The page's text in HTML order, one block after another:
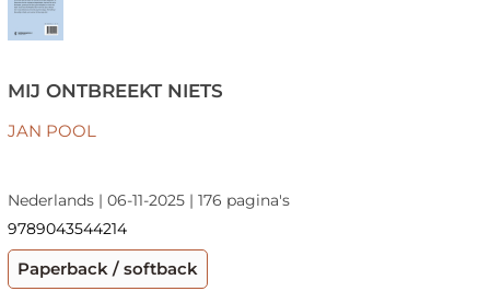
MIJ ONTBREEKT NIETS
JAN POOL
Nederlands | 06-11-2025 | 176 pagina's
9789043544214
Paperback / softback